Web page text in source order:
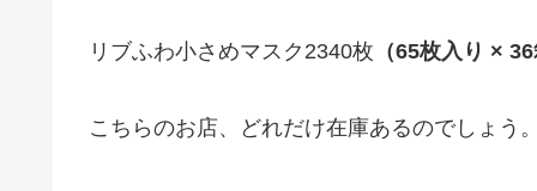
リブふわ小さめマスク2340枚 （65枚入り ×
こちらのお店、どれだけ在庫あるのでしょう